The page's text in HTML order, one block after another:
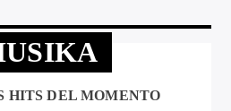
HITS DEL MOMENTO